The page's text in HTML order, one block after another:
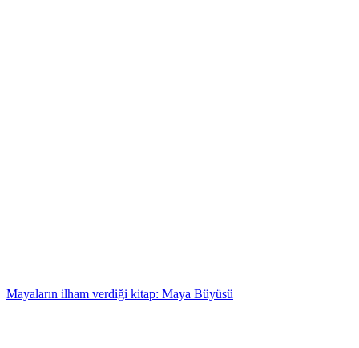
Mayaların ilham verdiği kitap: Maya Büyüsü